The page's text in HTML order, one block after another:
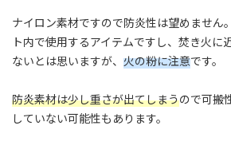
ナイロン素材ですので防炎性は望めません
ト内で使用するアイテムですし、焚き火に
ないとは思いますが、 火の粉に注意です。
防炎素材は少し重さが出てしまうので可搬
していない可能性もあります。